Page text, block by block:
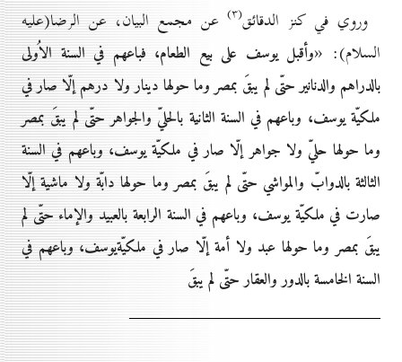
وروي في كنز الدقائق(۳) عن مجمع البيان، عن الرضا(عليه
السلام): «وأقبليوسف على بيع الطعام، فباعهم في السنة الاُولى
بالدراهم والدنانير حتّى لم يبقَ بمصر وما حولها دينار ولا درهم إلّا صار في
ملكيّة يوسف، وباعهم في السنة الثانية بالحليّ والجواهر حتّى لم يبقَ بمصر
وما حولها حليّ ولا جواهر إلّا صار في ملكيّة يوسف، وباعهم في السنة
الثالثة بالدوابّ والمواشي حتّى لم يبقَ بمصر وما حولها دابّة ولا ماشية إلّا
صارت في ملكيّة يوسف، وباعهم في السنة الرابعة بالعبيد والإماء حتّى لم
يبقَ بمصر وما حولها عبد ولا أمة إلّا صار في ملكيّةيوسف، وباعهم في
السنة الخامسة بالدور والعقار حتّى لم يبقَ